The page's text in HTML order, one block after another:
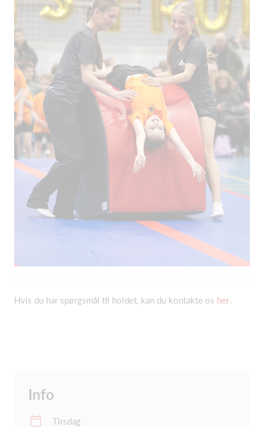
Hvis du har spørgsmål til holdet, kan du kontakte os her.
Info
Tirsdag